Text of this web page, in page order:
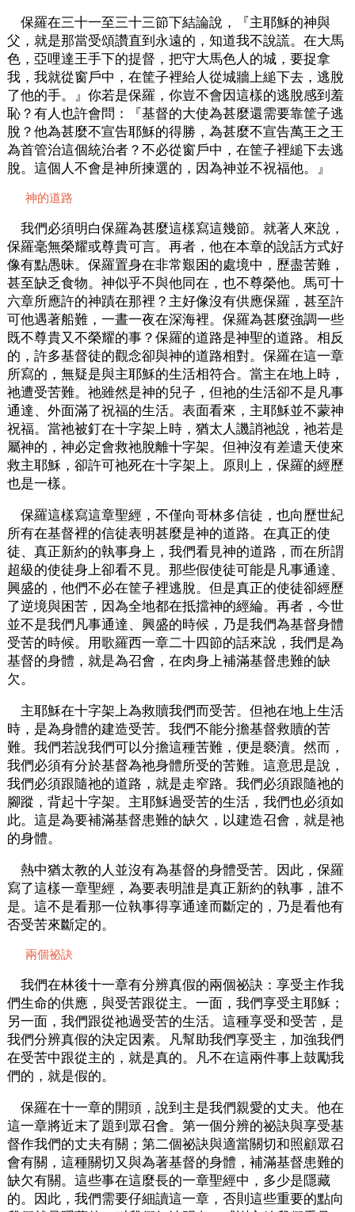
保羅在三十一至三十三節下結論說，『主耶穌的神與
父，就是那當受頌讚直到永遠的，知道我不說謊。在大馬
色，亞哩達王手下的提督，把守大馬色人的城，要捉拿
我，我就從窗戶中，在筐子裡給人從城牆上縋下去，逃脫
了他的手。』你若是保羅，你豈不會因這樣的逃脫感到羞
恥？有人也許會問：『基督的大使為甚麼還需要靠筐子逃
脫？他為甚麼不宣告耶穌的得勝，為甚麼不宣告萬王之王
為首管治這個統治者？不必從窗戶中，在筐子裡縋下去逃
脫。這個人不會是神所揀選的，因為神並不祝福他。』
神的道路
我們必須明白保羅為甚麼這樣寫這幾節。就著人來說，
保羅毫無榮耀或尊貴可言。再者，他在本章的說話方式好
像有點愚昧。保羅置身在非常艱困的處境中，歷盡苦難，
甚至缺乏食物。神似乎不與他同在，也不尊榮他。馬可十
六章所應許的神蹟在那裡？主好像沒有供應保羅，甚至許
可他遇著船難，一晝一夜在深海裡。保羅為甚麼強調一些
既不尊貴又不榮耀的事？保羅的道路是神聖的道路。相反
的，許多基督徒的觀念卻與神的道路相對。保羅在這一章
所寫的，無疑是與主耶穌的生活相符合。當主在地上時，
祂遭受苦難。祂雖然是神的兒子，但祂的生活卻不是凡事
通達、外面滿了祝福的生活。表面看來，主耶穌並不蒙神
祝福。當祂被釘在十字架上時，猶太人譏誚祂說，祂若是
屬神的，神必定會救祂脫離十字架。但神沒有差遣天使來
救主耶穌，卻許可祂死在十字架上。原則上，保羅的經歷
也是一樣。
保羅這樣寫這章聖經，不僅向哥林多信徒，也向歷世紀
所有在基督裡的信徒表明甚麼是神的道路。在真正的使
徒、真正新約的執事身上，我們看見神的道路，而在所謂
超級的使徒身上卻看不見。那些假使徒可能是凡事通達、
興盛的，他們不必在筐子裡逃脫。但是真正的使徒卻經歷
了逆境與困苦，因為全地都在抵擋神的經綸。再者，今世
並不是我們凡事通達、興盛的時候，乃是我們為基督身體
受苦的時候。用歌羅西一章二十四節的話來說，我們是為
基督的身體，就是為召會，在肉身上補滿基督患難的缺
欠。
主耶穌在十字架上為救贖我們而受苦。但祂在地上生活
時，是為身體的建造受苦。我們不能分擔基督救贖的苦
難。我們若說我們可以分擔這種苦難，便是褻瀆。然而，
我們必須有分於基督為祂身體所受的苦難。這意思是說，
我們必須跟隨祂的道路，就是走窄路。我們必須跟隨祂的
腳蹤，背起十字架。主耶穌過受苦的生活，我們也必須如
此。這是為要補滿基督患難的缺欠，以建造召會，就是祂
的身體。
熱中猶太教的人並沒有為基督的身體受苦。因此，保羅
寫了這樣一章聖經，為要表明誰是真正新約的執事，誰不
是。這不是看那一位執事得享通達而斷定的，乃是看他有
否受苦來斷定的。
兩個祕訣
我們在林後十一章有分辨真假的兩個祕訣：享受主作我
們生命的供應，與受苦跟從主。一面，我們享受主耶穌；
另一面，我們跟從祂過受苦的生活。這種享受和受苦，是
我們分辨真假的決定因素。凡幫助我們享受主，加強我們
在受苦中跟從主的，就是真的。凡不在這兩件事上鼓勵我
們的，就是假的。
保羅在十一章的開頭，說到主是我們親愛的丈夫。他在
這一章將近末了題到眾召會。第一個分辨的祕訣與享受基
督作我們的丈夫有關；第二個祕訣與適當關切和照顧眾召
會有關，這種關切又與為著基督的身體，補滿基督患難的
缺欠有關。這些事在這麼長的一章聖經中，多少是隱藏
的。因此，我們需要仔細讀這一章，否則這些重要的點向